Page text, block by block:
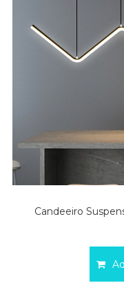
Candeeiro